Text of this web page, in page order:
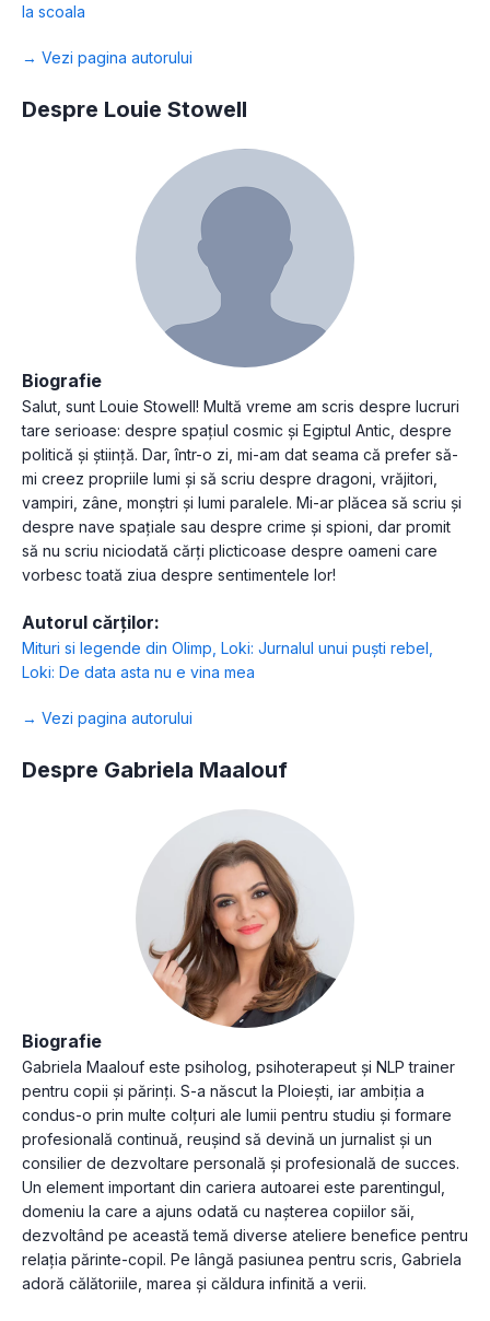
la scoala
→ Vezi pagina autorului
Despre Louie Stowell
Biografie
Salut, sunt Louie Stowell! Multă vreme am scris despre lucruri
tare serioase: despre spațiul cosmic și Egiptul Antic, despre
politică și știință. Dar, într-o zi, mi-am dat seama că prefer să-
mi creez propriile lumi și să scriu despre dragoni, vrăjitori,
vampiri, zâne, monștri și lumi paralele. Mi-ar plăcea să scriu și
despre nave spațiale sau despre crime și spioni, dar promit
să nu scriu niciodată cărți plicticoase despre oameni care
vorbesc toată ziua despre sentimentele lor!
Autorul cărților:
Mituri si legende din Olimp Loki: Jurnalul unui puști rebel
Loki: De data asta nu e vina mea
→ Vezi pagina autorului
Despre Gabriela Maalouf
Biografie
Gabriela Maalouf este psiholog, psihoterapeut și NLP trainer
pentru copii și părinți. S-a născut la Ploiești, iar ambiția a
condus-o prin multe colțuri ale lumii pentru studiu și formare
profesională continuă, reușind să devină un jurnalist și un
consilier de dezvoltare personală și profesională de succes.
Un element important din cariera autoarei este parentingul,
domeniu la care a ajuns odată cu nașterea copiilor săi,
dezvoltând pe această temă diverse ateliere benefice pentru
relația părinte-copil. Pe lângă pasiunea pentru scris, Gabriela
adoră călătoriile, marea și căldura infinită a verii.